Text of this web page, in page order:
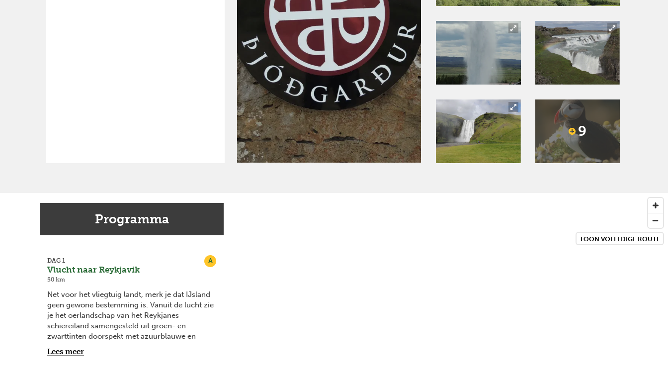
9
TOON VOLLEDIGE ROUTE
Programma
A
DAG 1
Vlucht naar Reykjavik
50 km
Net voor het vliegtuig landt, merk je dat IJsland
geen gewone bestemming is. Vanuit de lucht zie
je het oerlandschap van het Reykjanes
schiereiland samengesteld uit groen- en
zwarttinten doorspekt met azuurblauwe en
roestkleurige vlekken. Het zijn eindeloze
lavavelden bedekt door een dik en eeuwenoud
Lees meer